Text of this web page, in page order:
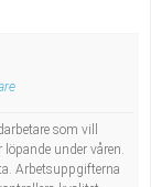
som vill
under våren.
Arbetsuppgifterna